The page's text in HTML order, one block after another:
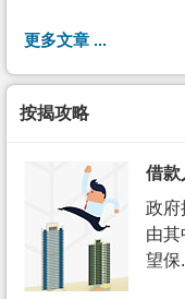
更多文章 ...
按揭攻略
借款
政府
由
望保